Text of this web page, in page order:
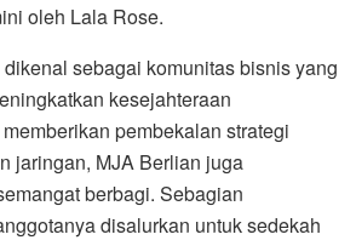
oleh Lala Rose.
sebagai komunitas bisnis yang
kesejahteraan
pembekalan strategi
jaringan, MJA Berlian juga
berbagi. Sebagian
disalurkan untuk sedekah